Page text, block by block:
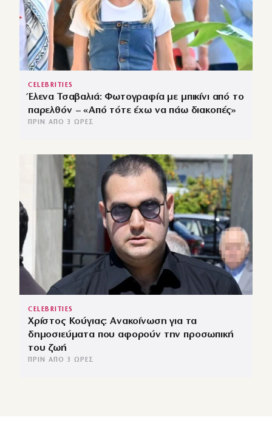
CELEBRITIES
Έλενα Τσαβαλιά: Φωτογραφία με μπικίνι από το
παρελθόν – «Από τότε έχω να πάω διακοπές»
ΠΡΙΝ ΑΠΌ 3 ΏΡΕΣ
CELEBRITIES
Χρίστος Κούγιας: Ανακοίνωση για τα
δημοσιεύματα που αφορούν την προσωπική
του ζωή
ΠΡΙΝ ΑΠΌ 3 ΏΡΕΣ